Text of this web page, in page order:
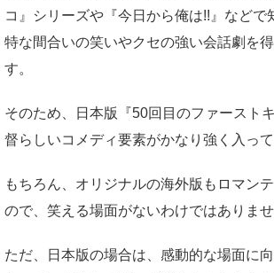
コ』シリーズや『今日から俺は!!』などで
特な間合いの笑いやクセの強い会話劇を
す。
そのため、日本版『50回目のファースト
督らしいコメディ要素がかなり強く入って
もちろん、オリジナルの海外版もロマン
ので、笑える場面がないわけではありませ
ただ、日本版の場合は、感動的な場面に